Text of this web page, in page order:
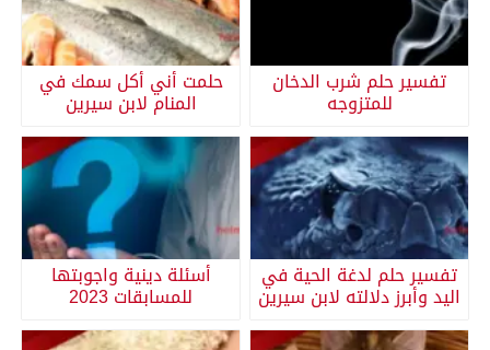
تفسير حلم شرب الدخان
للمتزوجه
حلمت أني أكل سمك في
المنام لابن سيرين
تفسير حلم لدغة الحية في
اليد وأبرز دلالته لابن سيرين
أسئلة دينية واجوبتها
للمسابقات 2023